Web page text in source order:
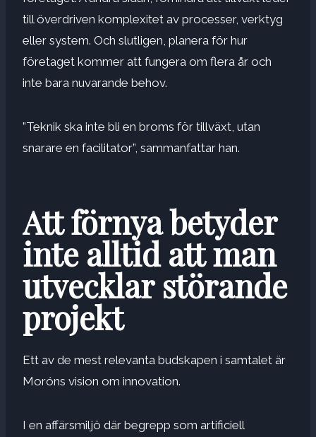
till överdriven komplexitet av processer, verktyg
eller system. Och slutligen, planera för hur
företaget kommer att fungera om flera år och
inte bara nuvarande behov.
”Teknik ska inte bli en broms för tillväxt, utan
snarare en facilitator”, sammanfattar han.
Att förnya betyder
inte alltid att man
utvecklar störande
projekt
Ett av de mest relevanta budskapen i samtalet är
Moróns vision om innovation.
I en affärsmiljö där begrepp som artificiell